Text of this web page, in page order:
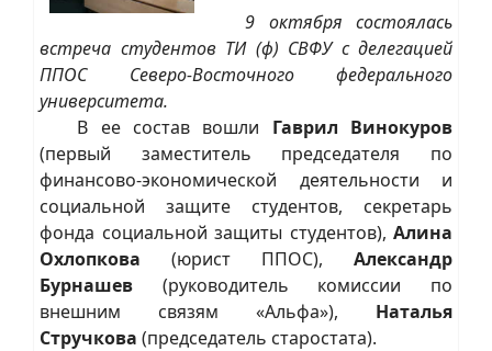
9 октября состоялась
встреча студентов ТИ (ф) СВФУ с делегацией
ППОС Северо-Восточного федерального
университета.
В ее состав вошли Гаврил Винокуров
(первый заместитель председателя по
финансово-экономической деятельности и
социальной защите студентов, секретарь
фонда социальной защиты студентов), Алина
Охлопкова (юрист ППОС), Александр
Бурнашев (руководитель комиссии по
внешним связям «Альфа»), Наталья
Стручкова (председатель старостата).